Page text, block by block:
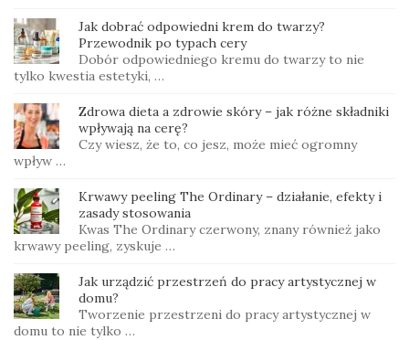
Jak dobrać odpowiedni krem do twarzy?
Przewodnik po typach cery
Dobór odpowiedniego kremu do twarzy to nie
tylko kwestia estetyki, …
Zdrowa dieta a zdrowie skóry – jak różne składniki
wpływają na cerę?
Czy wiesz, że to, co jesz, może mieć ogromny
wpływ …
Krwawy peeling The Ordinary – działanie, efekty i
zasady stosowania
Kwas The Ordinary czerwony, znany również jako
krwawy peeling, zyskuje …
Jak urządzić przestrzeń do pracy artystycznej w
domu?
Tworzenie przestrzeni do pracy artystycznej w
domu to nie tylko …